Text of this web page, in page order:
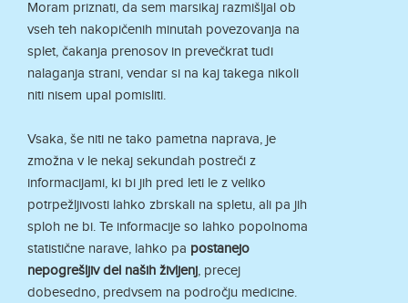
Moram priznati, da sem marsikaj razmišljal ob
vseh teh nakopičenih minutah povezovanja na
splet, čakanja prenosov in prevečkrat tudi
nalaganja strani, vendar si na kaj takega nikoli
niti nisem upal pomisliti.
Vsaka, še niti ne tako pametna naprava, je
zmožna v le nekaj sekundah postreči z
informacijami, ki bi jih pred leti le z veliko
potrpežljivosti lahko zbrskali na spletu, ali pa jih
sploh ne bi. Te informacije so lahko popolnoma
statistične narave, lahko pa postanejo
nepogrešljiv del naših življenj, precej
dobesedno, predvsem na področju medicine.